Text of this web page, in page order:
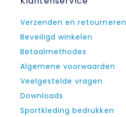
Verzenden en retourneren
Beveiligd winkelen
Betaalmethodes
Algemene voorwaarden
Veelgestelde vragen
Downloads
Sportkleding bedrukken